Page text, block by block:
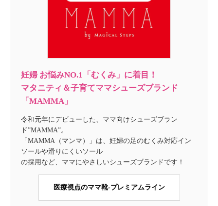
妊婦 お悩みNO.1「むくみ」に着目！
マタニティ＆子育てママシューズブランド
「MAMMA」
令和元年にデビューした、ママ向けシューズブラン
ド”MAMMA”。
「MAMMA（マンマ）」は、妊婦の足のむくみ対応イン
ソールや滑りにくいソール
の採用など、ママにやさしいシューズブランドです！
医療視点のママ靴-プレミアムライン